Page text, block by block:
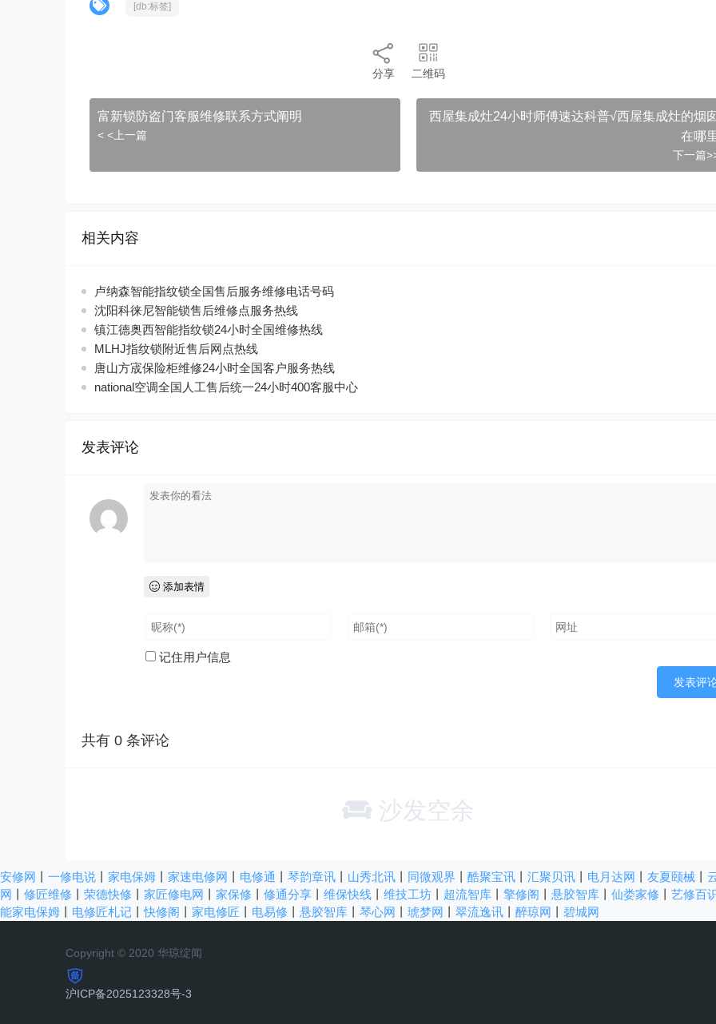
[db:标签]
分享 二维码
富新锁防盗门客服维修联系方式阐明
< <上一篇
西屋集成灶24小时师傅速达科普√西屋集成灶的烟囱
在哪
下一篇
相关内容
卢纳森智能指纹锁全国售后服务维修电话号码
沈阳科徕尼智能锁售后维修点服务热线
镇江德奥西智能指纹锁24小时全国维修热线
MLHJ指纹锁附近售后网点热线
唐山方宬保险柜维修24小时全国客户服务热线
national空调全国人工售后统一24小时400客服中心
发表评论
添加表情
记住用户信息
共有 0 条评论
沙发空余
安修网 一修电说 家电保姆 家速电修网 电修通 琴韵章讯 山秀北讯 同微观界 酷聚宝讯 汇聚贝讯 电月达网 友夏颐械
网
修匠维修 荣德快修 家匠修电网 家保修 修通分享 维保快线 维技工坊 超流智库 擎修阁 悬胶智库 仙娄家修 艺修百
能家电保姆
电修匠札记 丨快修阁 家电修匠 电易修 悬胶智库 琴心网 琥梦网 翠流逸讯 醉琼网 碧城网
Copyright © 2020 华琼绽闻
沪ICP备2025123328号-3